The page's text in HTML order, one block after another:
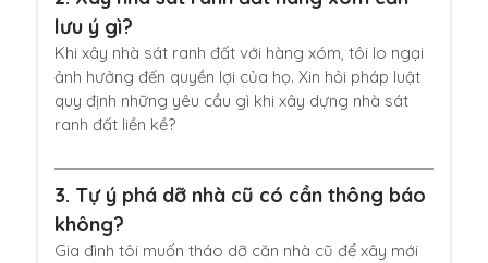
lưu ý gì?
Khi xây nhà sát ranh đất với hàng xóm, tôi lo ngại
ảnh hưởng đến quyền lợi của họ. Xin hỏi pháp luật
quy định những yêu cầu gì khi xây dựng nhà sát
ranh đất liền kề?
3. Tự ý phá dỡ nhà cũ có cần thông báo
không?
Gia đình tôi muốn tháo dỡ căn nhà cũ để xây mới